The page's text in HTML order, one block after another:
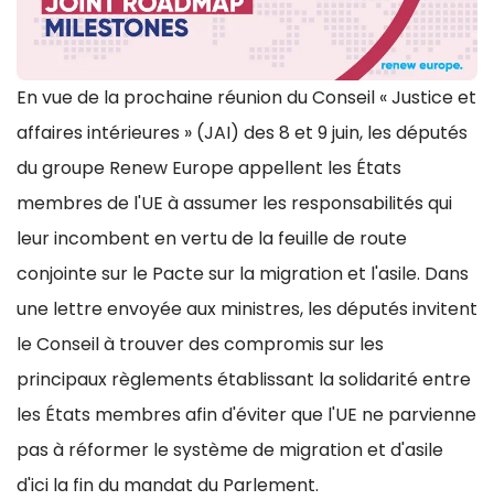
En vue de la prochaine réunion du Conseil « Justice et
affaires intérieures » (JAI) des 8 et 9 juin, les députés
du groupe Renew Europe appellent les États
membres de l'UE à assumer les responsabilités qui
leur incombent en vertu de la feuille de route
conjointe sur le Pacte sur la migration et l'asile. Dans
une lettre envoyée aux ministres, les députés invitent
le Conseil à trouver des compromis sur les
principaux règlements établissant la solidarité entre
les États membres afin d'éviter que l'UE ne parvienne
pas à réformer le système de migration et d'asile
d'ici la fin du mandat du Parlement.